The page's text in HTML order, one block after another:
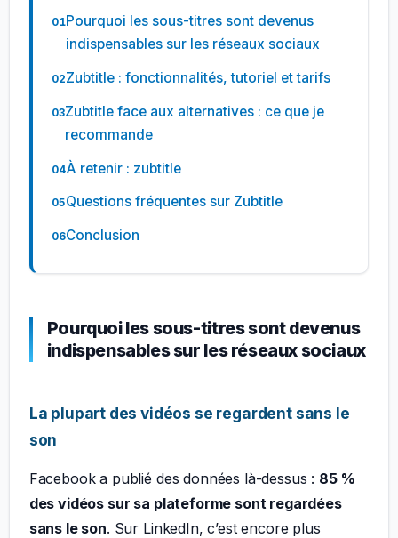
Pourquoi les sous-titres sont devenus
indispensables sur les réseaux sociaux
Zubtitle : fonctionnalités, tutoriel et tarifs
Zubtitle face aux alternatives : ce que je
recommande
À retenir : zubtitle
Questions fréquentes sur Zubtitle
Conclusion
Pourquoi les sous-titres sont devenus
indispensables sur les réseaux sociaux
La plupart des vidéos se regardent sans le
son
Facebook a publié des données là-dessus : 85 %
des vidéos sur sa plateforme sont regardées
sans le son. Sur LinkedIn, c’est encore plus